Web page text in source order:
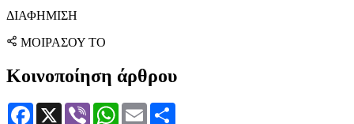
ΔΙΑΦΗΜΙΣΗ
ΜΟΙΡΑΣΟΥ ΤΟ
Κοινοποίηση άρθρου
Facebook
X Viber WhatsApp
Email